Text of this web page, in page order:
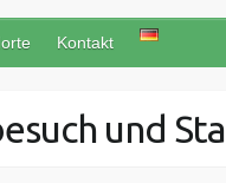
Kontakt
und